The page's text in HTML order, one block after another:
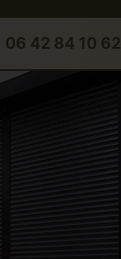
06 42 84 10 62